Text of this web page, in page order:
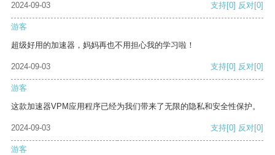
2024-09-03
支持[0] 反对[0]
游客
超级好用的加速器，妈妈再也不用担心我的学习啦！
2024-09-03 支持[0] 反对[0]
游客
这款加速器VPM应用程序已经为我们带来了无限的隐私和安全性保护。
2024-09-03 支持[0] 反对[0]
游客